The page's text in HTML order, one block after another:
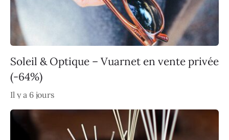
Soleil & Optique – Vuarnet en vente privée
(-64%)
Il y a 6 jours